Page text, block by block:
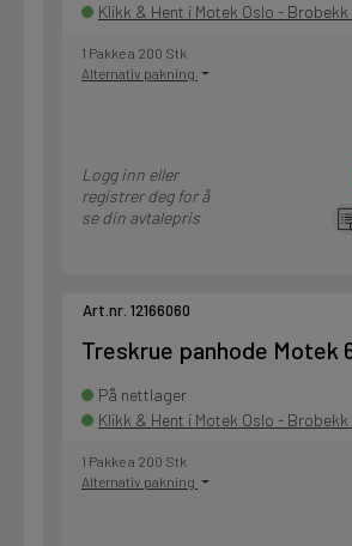
Klikk & Hent i Motek Oslo - Brobekk
1 Pakke a 200 Stk
Alternativ pakning
Logg inn eller
registrer deg for å
se din avtalepris
Art.nr. 12166060
Treskrue panhode Motek
På nettlager
Klikk & Hent i Motek Oslo - Brobekk
1 Pakke a 200 Stk
Alternativ pakning